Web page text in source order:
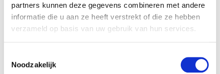
partners kunnen deze gegevens combineren met andere
informatie die u aan ze heeft verstrekt of die ze hebben
verzameld op basis van uw gebruik van hun services.
Noodzakelijk
JOSJE HUISMAN SHOWT
BABYBUIK OP IBIZA